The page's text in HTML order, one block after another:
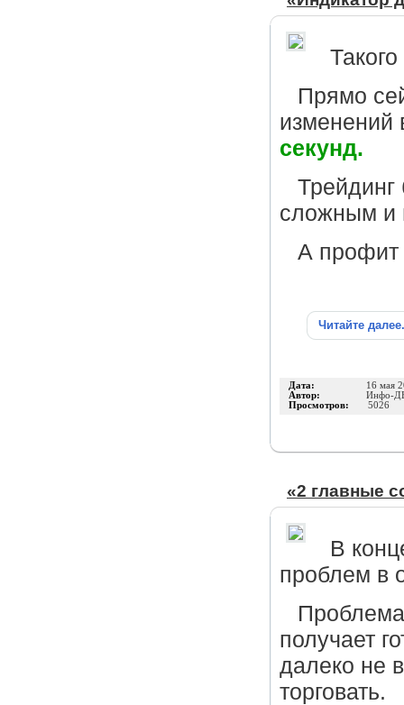
Прямо
изменений
секунд.
сложным и
А профит
Читайте
Дата: 16 мая
Автор: Инфо-
Просмотров: 5026
«2 главные
В
проблем в
Проблема
получает
далеко не
торговать.